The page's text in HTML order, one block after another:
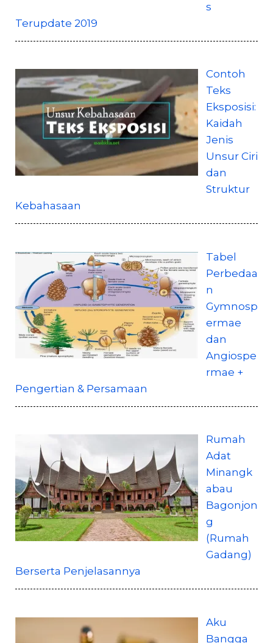
s
Terupdate 2019
Contoh
Teks
Eksposisi:
Kaidah
Jenis
Unsur Ciri
dan
Struktur
Kebahasaan
Tabel
Perbedaa
n
Gymnosp
ermae
dan
Angiospe
rmae +
Pengertian & Persamaan
Rumah
Adat
Minangk
abau
Bagonjon
g
(Rumah
Gadang)
Berserta Penjelasannya
Aku
Bangga